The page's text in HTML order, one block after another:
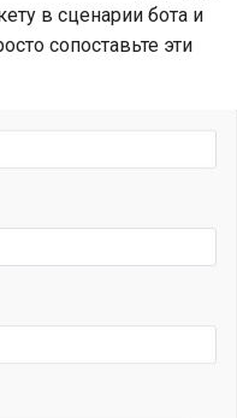
в сценарии бота и
сопоставьте эти